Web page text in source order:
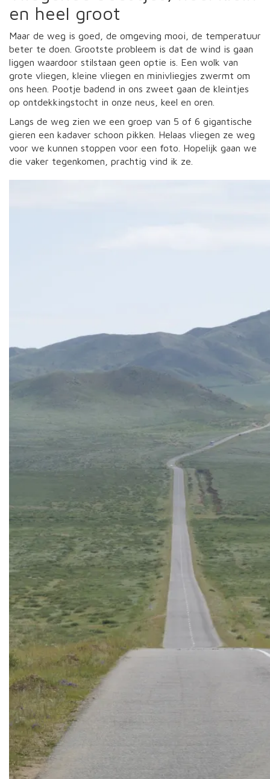
en heel groot
Maar de weg is goed, de omgeving mooi, de temperatuur
beter te doen. Grootste probleem is dat de wind is gaan
liggen waardoor stilstaan geen optie is. Een wolk van
grote vliegen, kleine vliegen en minivliegjes zwermt om
ons heen. Pootje badend in ons zweet gaan de kleintjes
op ontdekkingstocht in onze neus, keel en oren.
Langs de weg zien we een groep van 5 of 6 gigantische
gieren een kadaver schoon pikken. Helaas vliegen ze weg
voor we kunnen stoppen voor een foto. Hopelijk gaan we
die vaker tegenkomen, prachtig vind ik ze.